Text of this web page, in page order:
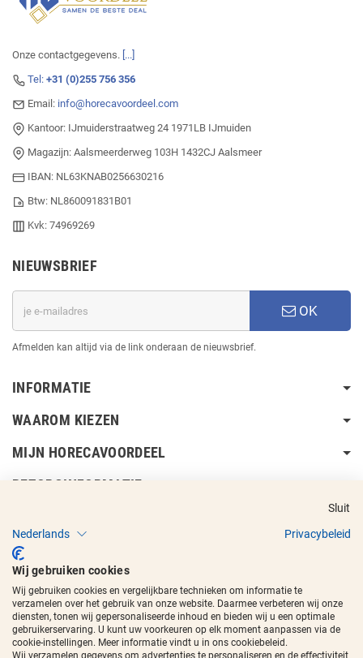
Onze contactgegevens. [...]
Tel: +31 (0)255 756 356
Email: info@horecavoordeel.com
Kantoor: IJmuiderstraatweg 24 1971LB IJmuiden
Magazijn: Aalsmeerderweg 103H 1432CJ Aalsmeer
IBAN: NL63KNAB0256630216
Btw: NL860091831B01
Kvk: 74969269
NIEUWSBRIEF
OK
Afmelden kan altijd via de link onderaan de nieuwsbrief.
INFORMATIE
WAAROM KIEZEN
MIJN HORECAVOORDEEL
BEZORGINFORMATIE
Copyright © 2017 - 2026 Horecavoordeelen de beeldmerken zijn
geregistreerde handelsmerken.
Sluit
Nederlands
Privacybeleid
Wij gebruiken cookies
Wij gebruiken cookies en vergelijkbare technieken om informatie te
verzamelen over het gebruik van onze website. Daarmee verbeteren wij onze
diensten, tonen wij gepersonaliseerde inhoud en bieden wij u een optimale
gebruikerservaring. U kunt uw voorkeuren op elk moment aanpassen via de
cookie-instellingen. Meer informatie vindt u in ons cookiebeleid.
Wij verzamelen gegevens om advertenties te personaliseren en de effectiviteit